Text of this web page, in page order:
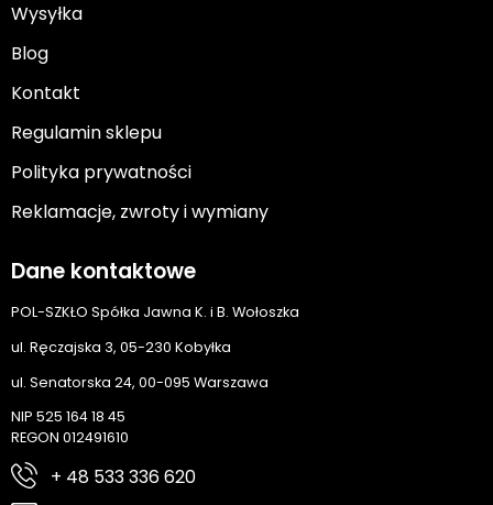
Wysyłka
Blog
Kontakt
Regulamin sklepu
Polityka prywatności
Reklamacje, zwroty i wymiany
Dane kontaktowe
POL-SZKŁO Spółka Jawna K. i B. Wołoszka
ul. Ręczajska 3, 05-230 Kobyłka
ul. Senatorska 24, 00-095 Warszawa
NIP 525 164 18 45
REGON 012491610
+ 48 533 336 620